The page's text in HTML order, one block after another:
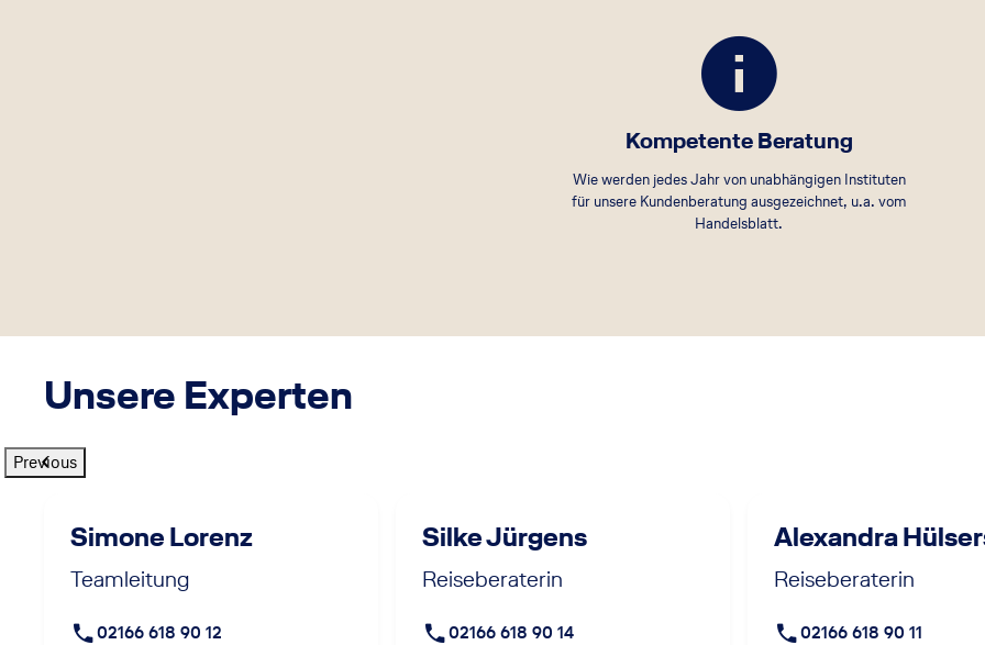
Kompetente Beratung
Wie werden jedes Jahr von unabhängigen Instituten
für unsere Kundenberatung ausgezeichnet, u.a. vom
Handelsblatt.
Unsere Experten
Previous
Simone Lorenz
Teamleitung
02166 618 90 12
Silke Jürgens
Reiseberaterin
02166 618 90 14
Alexandra
Reiseberaterin
02166 618 90 11